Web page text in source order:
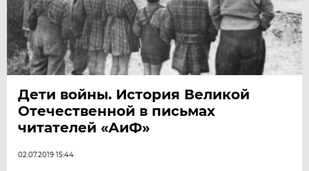
Дети войны. История Великой
Отечественной в письмах
читателей «АиФ»
02.07.2019 15:44